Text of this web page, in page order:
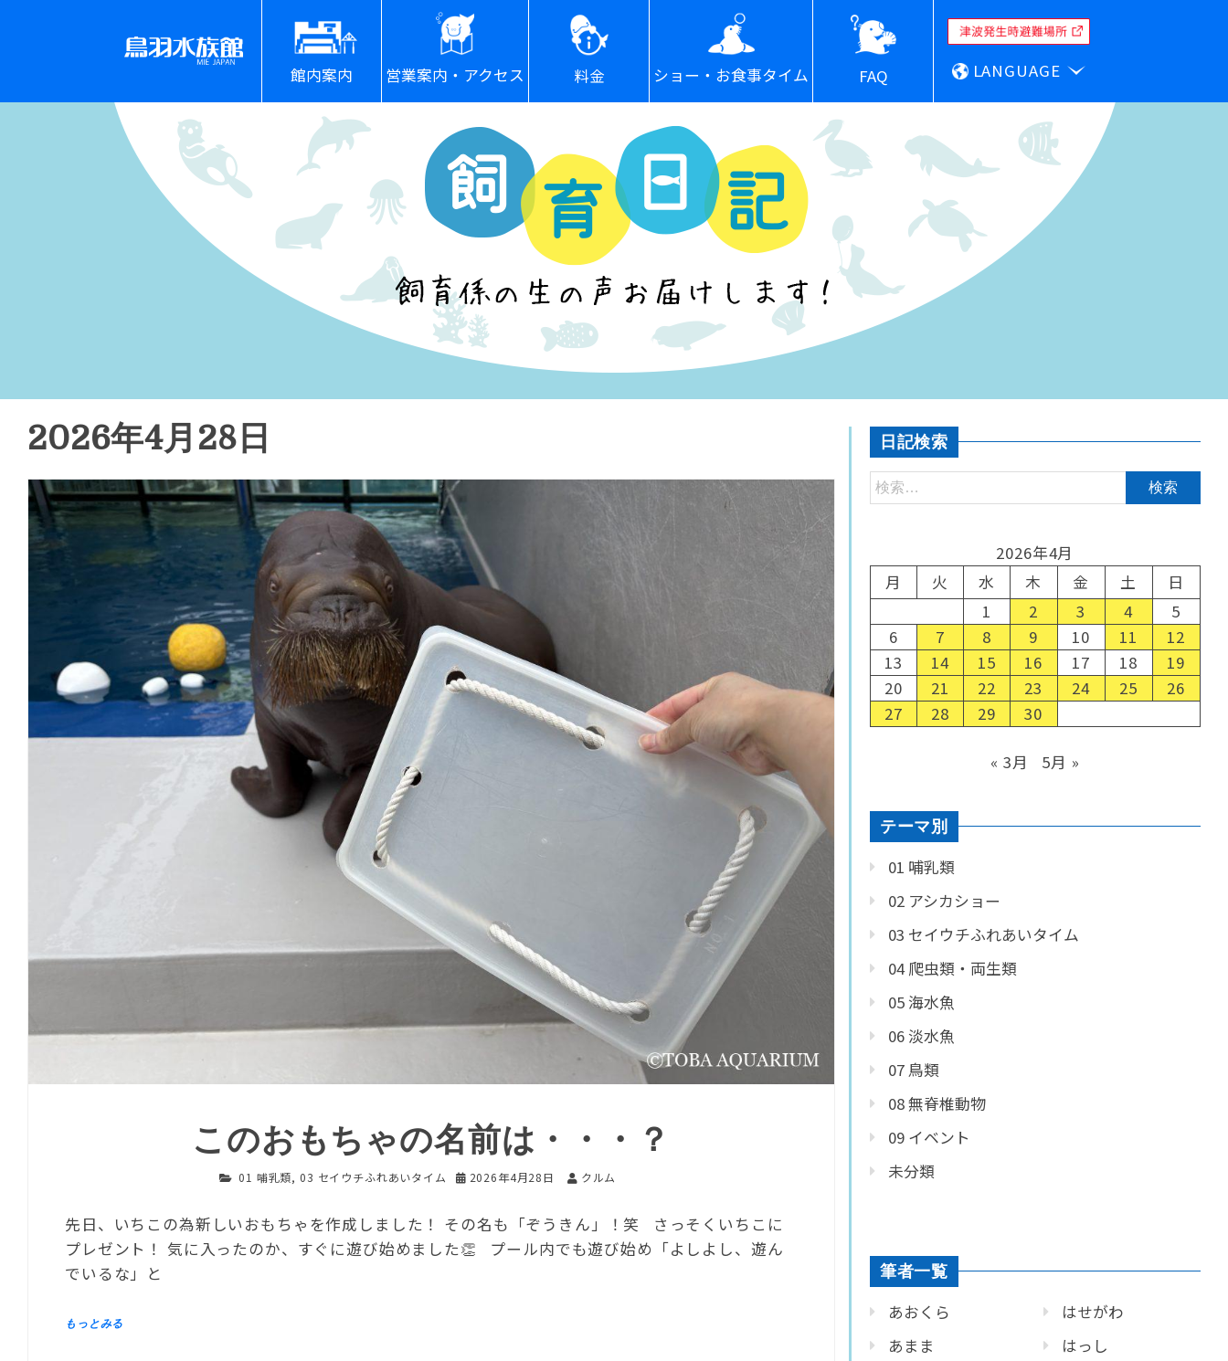
館内案内 営業案内・アクセス 料金 ショー・お食事タイム FAQ LANGUAGE
2026年4月28日
このおもちゃの名前は・・・？
01 哺乳類, 03 セイウチふれあいタイム 2026年4月28日 クルム
先日、いちこの為新しいおもちゃを作成しました！ その名も「ぞうきん」！笑 さっそくいちこに
プレゼント！ 気に入ったのか、すぐに遊び始めました👏 プール内でも遊び始め「よしよし、遊ん
でいるな」と
日記検索
2026年4月
月
火 水 木 金 土
日
1
2 3 4
5
6
7 8 9 10 11
12
13
14 15 16 17 18
19
20
21 22 23 24 25
26
27
28 29 30
« 3月 5月 »
テーマ別
01 哺乳類
02 アシカショー
03 セイウチふれあいタイム
04 爬虫類・両生類
05 海水魚
06 淡水魚
07 鳥類
08 無脊椎動物
09 イベント
未分類
筆者一覧
あおくら
あまま
はせがわ
はっし